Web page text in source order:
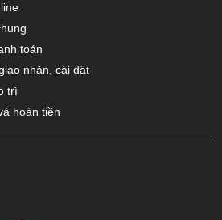
toán
nhận, cài đặt
trì
hoàn tiền